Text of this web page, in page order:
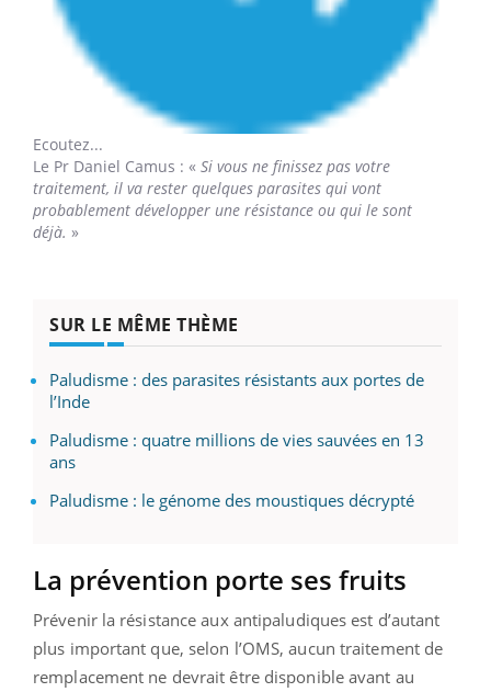
Ecoutez...
Le Pr Daniel Camus : « Si vous ne finissez pas votre
traitement, il va rester quelques parasites qui vont
probablement développer une résistance ou qui le sont
déjà. »
SUR LE MÊME THÈME
Paludisme : des parasites résistants aux portes de
l’Inde
Paludisme : quatre millions de vies sauvées en 13
ans
Paludisme : le génome des moustiques décrypté
La prévention porte ses fruits
Prévenir la résistance aux antipaludiques est d’autant
plus important que, selon l’OMS, aucun traitement de
remplacement ne devrait être disponible avant au